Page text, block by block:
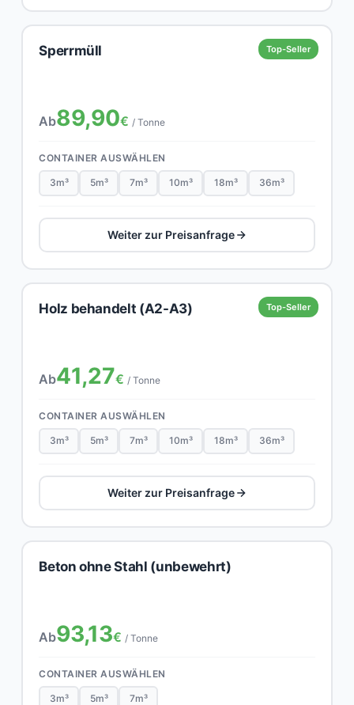
Top-Seller
Sperrmüll
Ab89,90€ / Tonne
CONTAINER AUSWÄHLEN
3m³ 5m³ 7m³ 10m³ 18m³ 36m³
Weiter zur Preisanfrage
Top-Seller
Holz behandelt (A2-A3)
Ab41,27€ / Tonne
CONTAINER AUSWÄHLEN
3m³ 5m³ 7m³ 10m³ 18m³ 36m³
Weiter zur Preisanfrage
Beton ohne Stahl (unbewehrt)
Ab93,13€ / Tonne
CONTAINER AUSWÄHLEN
3m³ 5m³ 7m³